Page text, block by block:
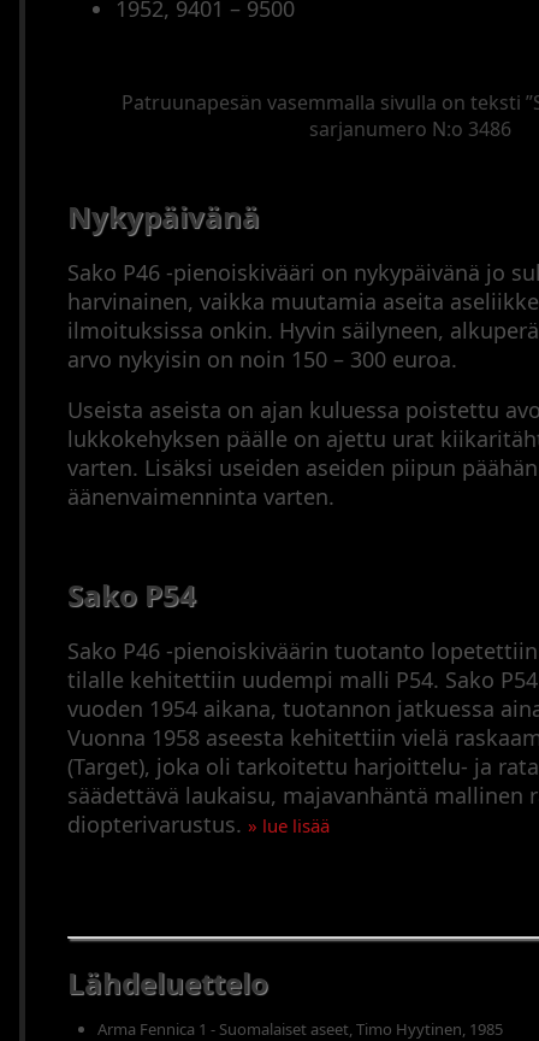
1952, 9401 – 9500
Patruunapesän vasemmalla sivulla on teksti
sarjanumero N:o 3486
Nykypäivänä
Sako P46 -pienoiskivääri on nykypäivänä jo
harvinainen, vaikka muutamia aseita
ilmoituksissa onkin. Hyvin säilyneen,
arvo nykyisin on noin 150 – 300 euroa.
Useista aseista on ajan kuluessa poistettu
lukkokehyksen päälle on ajettu urat
varten. Lisäksi useiden aseiden piipun
äänenvaimenninta varten.
Sako P54
Sako P46 -pienoiskiväärin tuotanto
tilalle kehitettiin uudempi malli P54. Sako
vuoden 1954 aikana, tuotannon jatkuessa
Vuonna 1958 aseesta kehitettiin vielä
(Target), joka oli tarkoitettu harjoittelu- ja
säädettävä laukaisu, majavanhäntä mallinen
diopterivarustus. » lue lisää
Lähdeluettelo
Arma Fennica 1 - Suomalaiset aseet, Timo Hyytinen, 1985